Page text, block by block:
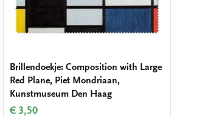
Brillendoekje: Composition with Large
Red Plane, Piet Mondriaan,
Kunstmuseum Den Haag
€ 3,50